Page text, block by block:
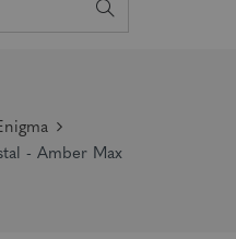
- Amber Max